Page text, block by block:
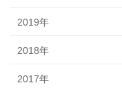
2019年
2018年
2017年